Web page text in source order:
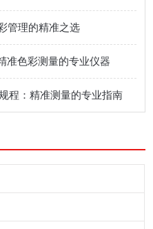
管理的精准之选
准色彩测量的专业仪器
程：精准测量的专业指南